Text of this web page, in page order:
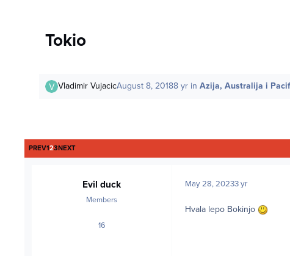
Tokio
Vladimir VujacicAugust 8, 20188 yrin Azija, Australija i
FIRST PAGE
PREV123 NEXTLAST PAGE
Evil duck
Members
16posts
May 28, 20233 yr
Hvala lepo Bokinjo